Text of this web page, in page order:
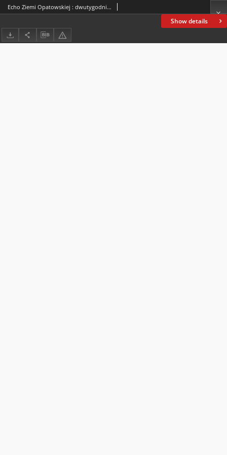
Show details
Echo Ziemi Opatowskiej : dwutygodnik niezależny, omawiający sprawy gospodarczo-społeczne i polityczne powiatu. 1932, nr 18